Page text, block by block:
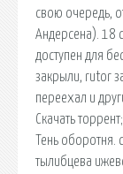
свою очередь,
Андерсена). 18
доступен для
закрыли, rutor
переехал и
Скачать
Тень
тылибцева